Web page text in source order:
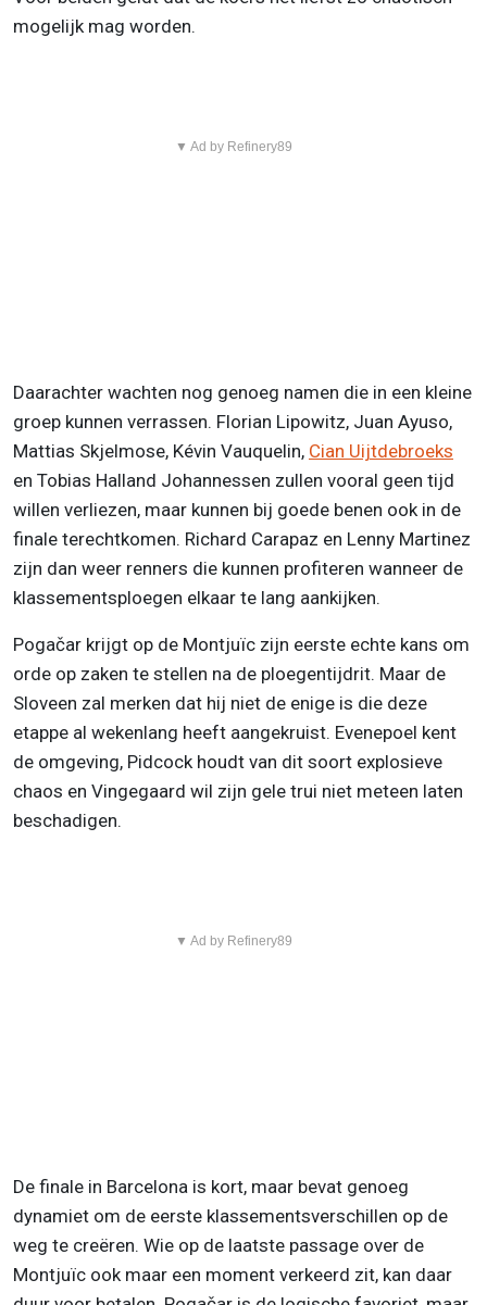
mogelijk mag worden.
▼ Ad by Refinery89
Daarachter wachten nog genoeg namen die in een kleine
groep kunnen verrassen. Florian Lipowitz, Juan Ayuso,
Mattias Skjelmose, Kévin Vauquelin, Cian Uijtdebroeks
en Tobias Halland Johannessen zullen vooral geen tijd
willen verliezen, maar kunnen bij goede benen ook in de
finale terechtkomen. Richard Carapaz en Lenny Martinez
zijn dan weer renners die kunnen profiteren wanneer de
klassementsploegen elkaar te lang aankijken.
Pogačar krijgt op de Montjuïc zijn eerste echte kans om
orde op zaken te stellen na de ploegentijdrit. Maar de
Sloveen zal merken dat hij niet de enige is die deze
etappe al wekenlang heeft aangekruist. Evenepoel kent
de omgeving, Pidcock houdt van dit soort explosieve
chaos en Vingegaard wil zijn gele trui niet meteen laten
beschadigen.
▼ Ad by Refinery89
De finale in Barcelona is kort, maar bevat genoeg
dynamiet om de eerste klassementsverschillen op de
weg te creëren. Wie op de laatste passage over de
Montjuïc ook maar een moment verkeerd zit, kan daar